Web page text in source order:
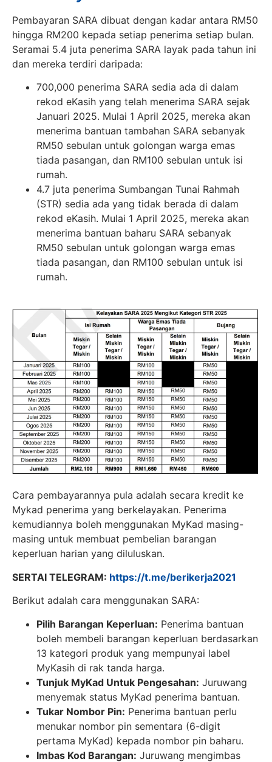
Pembayaran SARA dibuat dengan kadar antara RM50
hingga RM200 kepada setiap penerima setiap bulan.
Seramai 5.4 juta penerima SARA layak pada tahun ini
dan mereka terdiri daripada:
700,000 penerima SARA sedia ada di dalam
rekod eKasih yang telah menerima SARA sejak
Januari 2025. Mulai 1 April 2025, mereka akan
menerima bantuan tambahan SARA sebanyak
RM50 sebulan untuk golongan warga emas
tiada pasangan, dan RM100 sebulan untuk isi
rumah.
4.7 juta penerima Sumbangan Tunai Rahmah
(STR) sedia ada yang tidak berada di dalam
rekod eKasih. Mulai 1 April 2025, mereka akan
menerima bantuan baharu SARA sebanyak
RM50 sebulan untuk golongan warga emas
tiada pasangan, dan RM100 sebulan untuk isi
rumah.
Cara pembayarannya pula adalah secara kredit ke
Mykad penerima yang berkelayakan. Penerima
kemudiannya boleh menggunakan MyKad masing-
masing untuk membuat pembelian barangan
keperluan harian yang diluluskan.
SERTAI TELEGRAM: https://t.me/berikerja2021
Berikut adalah cara menggunakan SARA:
Pilih Barangan Keperluan: Penerima bantuan
boleh membeli barangan keperluan berdasarkan
13 kategori produk yang mempunyai label
MyKasih di rak tanda harga.
Tunjuk MyKad Untuk Pengesahan: Juruwang
menyemak status MyKad penerima bantuan.
Tukar Nombor Pin: Penerima bantuan perlu
menukar nombor pin sementara (6-digit
pertama MyKad) kepada nombor pin baharu.
Imbas Kod Barangan: Juruwang mengimbas